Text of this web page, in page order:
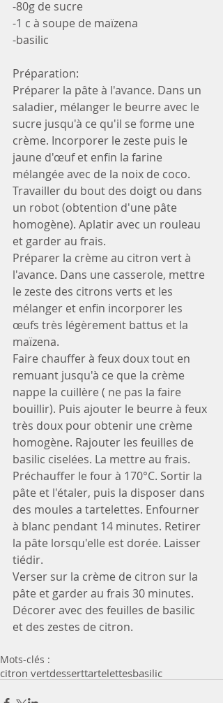
-80g de sucre
-1 c à soupe de maïzena
-basilic
Préparation:
Préparer la pâte à l'avance. Dans un
saladier, mélanger le beurre avec le
sucre jusqu'à ce qu'il se forme une
crème. Incorporer le zeste puis le
jaune d'œuf et enfin la farine
mélangée avec de la noix de coco.
Travailler du bout des doigt ou dans
un robot (obtention d'une pâte
homogène). Aplatir avec un rouleau
et garder au frais.
Préparer la crème au citron vert à
l'avance. Dans une casserole, mettre
le zeste des citrons verts et les
mélanger et enfin incorporer les
œufs très légèrement battus et la
maïzena.
Faire chauffer à feux doux tout en
remuant jusqu'à ce que la crème
nappe la cuillère ( ne pas la faire
bouillir). Puis ajouter le beurre à feux
très doux pour obtenir une crème
homogène. Rajouter les feuilles de
basilic ciselées. La mettre au frais.
Préchauffer le four à 170°C. Sortir la
pâte et l'étaler, puis la disposer dans
des moules a tartelettes. Enfourner
à blanc pendant 14 minutes. Retirer
la pâte lorsqu'elle est dorée. Laisser
tiédir.
Verser sur la crème de citron sur la
pâte et garder au frais 30 minutes.
Décorer avec des feuilles de basilic
et des zestes de citron.
Mots-clés :
citron vertdesserttartelettesbasilic